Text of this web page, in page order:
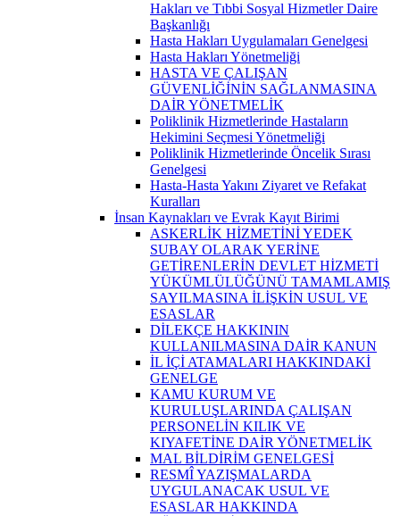
Hakları ve Tıbbi Sosyal Hizmetler Daire
Başkanlığı
Hasta Hakları Uygulamaları Genelgesi
Hasta Hakları Yönetmeliği
HASTA VE ÇALIŞAN
GÜVENLİĞİNİN SAĞLANMASINA
DAİR YÖNETMELİK
Poliklinik Hizmetlerinde Hastaların
Hekimini Seçmesi Yönetmeliği
Poliklinik Hizmetlerinde Öncelik Sırası
Genelgesi
Hasta-Hasta Yakını Ziyaret ve Refakat
Kuralları
İnsan Kaynakları ve Evrak Kayıt Birimi
ASKERLİK HİZMETİNİ YEDEK
SUBAY OLARAK YERİNE
GETİRENLERİN DEVLET HİZMETİ
YÜKÜMLÜLÜĞÜNÜ TAMAMLAMIŞ
SAYILMASINA İLİŞKİN USUL VE
ESASLAR
DİLEKÇE HAKKININ
KULLANILMASINA DAİR KANUN
İL İÇİ ATAMALARI HAKKINDAKİ
GENELGE
KAMU KURUM VE
KURULUŞLARINDA ÇALIŞAN
PERSONELİN KILIK VE
KIYAFETİNE DAİR YÖNETMELİK
MAL BİLDİRİM GENELGESİ
RESMÎ YAZIŞMALARDA
UYGULANACAK USUL VE
ESASLAR HAKKINDA